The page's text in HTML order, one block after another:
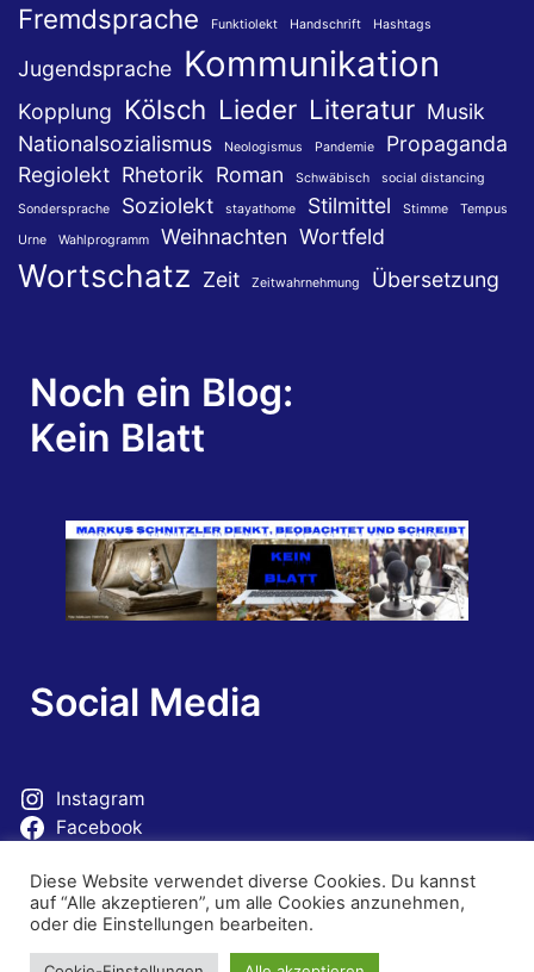
Fremdsprache Funktiolekt Handschrift Hashtags
Jugendsprache Kommunikation
Kopplung Kölsch Lieder Literatur Musik
Nationalsozialismus
Neologismus Pandemie
Propaganda
Regiolekt Rhetorik Roman Schwäbisch
social distancing
Sondersprache
Soziolekt stayathome Stilmittel Stimme
Tempus
Urne
Wahlprogramm Weihnachten Wortfeld
Wortschatz Zeit Zeitwahrnehmung Übersetzung
Noch ein Blog:
Kein Blatt
Social Media
Instagram
Facebook
Diese Website verwendet diverse Cookies. Du kannst
auf “Alle akzeptieren”, um alle Cookies anzunehmen,
oder die Einstellungen bearbeiten.